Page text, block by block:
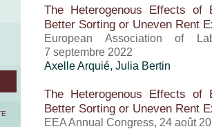
The Heterogenous Effects of
Better Sorting or Uneven Rent
European Association of
7 septembre 2022
Axelle Arquié, Julia Bertin
The Heterogenous Effects of
Better Sorting or Uneven Rent
EEA Annual Congress, 24 août